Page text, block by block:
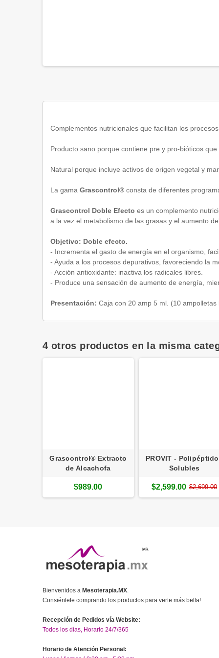
Complementos nutricionales que facilitan los
Producto sano porque contiene pre y pro-bióticos
Natural porque incluye activos de origen vegetal y
La gama Grascontrol® consta de diferentes
Grascontrol Doble Efecto es un complemento
a la vez el metabolismo de las grasas y el aumento
Objetivo: Doble efecto.
- Incrementa el gasto de energía en el organismo,
- Ayuda a los procesos depurativos, favoreciendo la
- Acción antioxidante: inactiva los radicales libres.
- Produce una sensación de aumento de energía,
Presentación: Caja con 20 amp 5 ml. (10
4 otros productos en la misma
Grascontrol® Extracto
de Alcachofa
$989.00
PROVIT -
Solubles
$2,599.00 $2,699.00
Bienvenidos a Mesoterapia.MX
Consiéntete comprando los productos para verte más bella!
Recepción de Pedidos vía Website:
Todos los días, Horario 24/7/365
Horario de Atención Personal: